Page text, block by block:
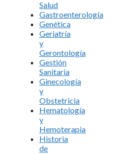
Salud
Gastroenterología
Genética
Geriatría
y
Gerontología
Gestión
Sanitaria
Ginecología
y
Obstetricia
Hematología
y
Hemoterapia
Historia
de